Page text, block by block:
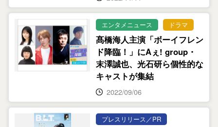
エンタメニュース ドラマ
髙橋海人主演「ボーイフレン
ド降臨！」にAぇ! group・
末澤誠也、光石研ら個性的な
キャストが集結
2022/09/06
プレスリリース／PR